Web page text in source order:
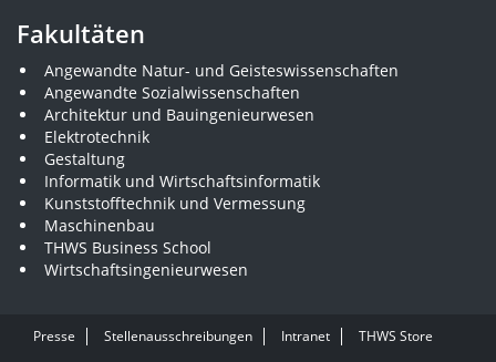
Fakultäten
Angewandte Natur- und Geisteswissenschaften
Angewandte Sozialwissenschaften
Architektur und Bauingenieurwesen
Elektrotechnik
Gestaltung
Informatik und Wirtschaftsinformatik
Kunststofftechnik und Vermessung
Maschinenbau
THWS Business School
Wirtschaftsingenieurwesen
Presse Stellenausschreibungen Intranet THWS Store